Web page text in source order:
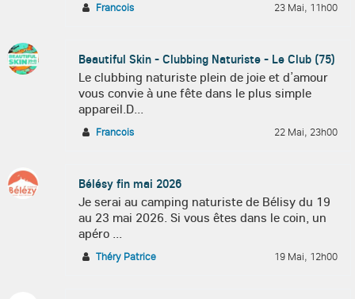
Francois 23 Mai, 11h00
Beautiful Skin - Clubbing Naturiste - Le Club (75)
Le clubbing naturiste plein de joie et d’amour
vous convie à une fête dans le plus simple
appareil.D...
Francois 22 Mai, 23h00
Bélésy fin mai 2026
Je serai au camping naturiste de Bélisy du 19
au 23 mai 2026. Si vous êtes dans le coin, un
apéro ...
Théry Patrice 19 Mai, 12h00